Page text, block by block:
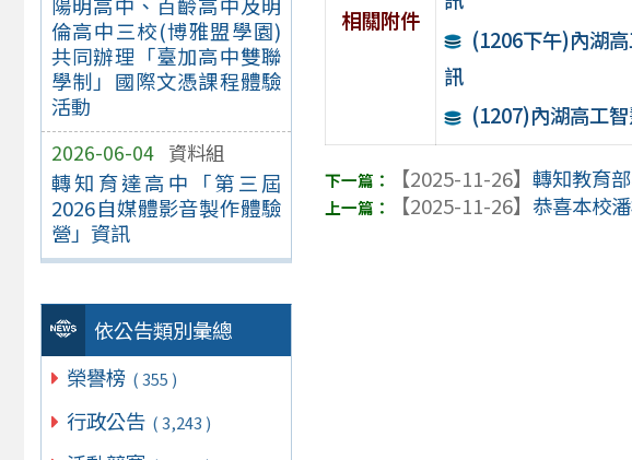
陽明高中、百齡高中及明
倫高中三校(博雅盟學園)
共同辦理「臺加高中雙聯
學制」國際文憑課程體驗
活動
2026-06-04 資料組
轉知育達高中「第三屆
2026自媒體影音製作體驗
營」資訊
依公告類別彙總
榮譽榜 ( 355 )
行政公告 ( 3,243 )
相關附件
(1206下午)內湖
訊
(1207)內湖高工
【2025-11-26】 轉知教育
【2025-11-26】 恭喜本校